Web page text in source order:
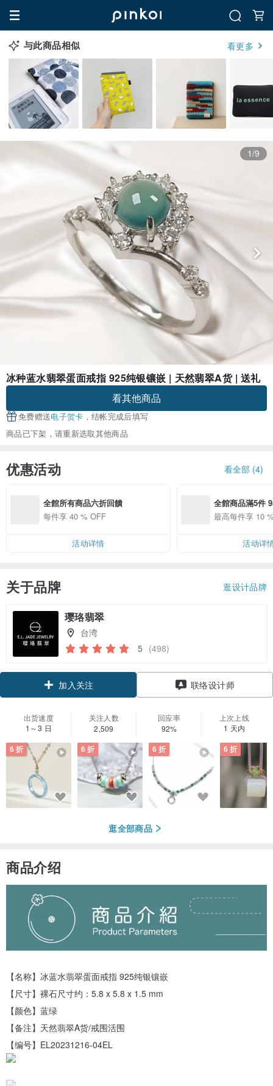
与此商品相似 看更多
1/9
冰种蓝水翡翠蛋面戒指 925纯银镶嵌 | 天然翡翠A货 | 送礼
看其他商品
免费赠送电子贺卡 ，结帐完成后填写
商品已下架，请重新选取其他商品
优惠活动 看全部 (4)
全館所有商品六折回饋
每件享 40 % OFF
活动详情
全館商品滿5件
折優惠
最高每件享 10
活动详
关于品牌 逛设计品牌
璎珞翡翠
台湾
5 (498)
加入关注 联络设计师
出货速度
1～3 日
关注人数
2,509
回应率
92%
上次上线
1 天内
6 折 6 折 6 折 6 折
逛全部商品
商品介绍
【名称】冰蓝水翡翠蛋面戒指 925纯银镶嵌
【尺寸】裸石尺寸约：5.8 x 5.8 x 1.5 mm
【颜色】蓝绿
【备注】天然翡翠A货/戒围活围
【编号】EL20231216-04EL